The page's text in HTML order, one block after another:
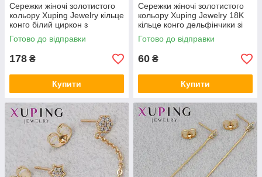
Сережки жіночі золотистого
кольору Xuping Jewelry кільце
конго білий циркон з
перлинами розмір виробу
43х2 мм
Готово до відправки
178 ₴
Купити
Сережки жіночі золотистого
кольору Xuping Jewelry 18K
кільце конго дельфінчики зі
стразами діаметр 15 мм
Готово до відправки
60 ₴
Купити